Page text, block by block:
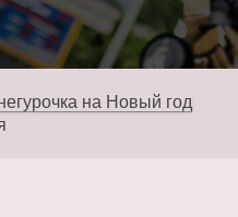
на Новый год